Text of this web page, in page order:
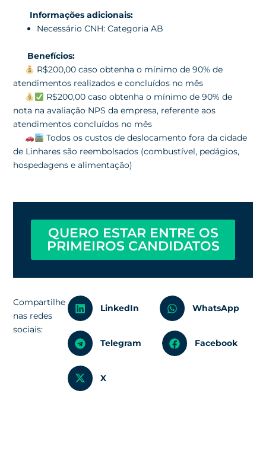
Informações adicionais:
Necessário CNH: Categoria AB
Benefícios:
R$200,00 caso obtenha o mínimo de 90% de
atendimentos realizados e concluídos no mês
R$200,00 caso obtenha o mínimo de 90% de
nota na avaliação NPS da empresa, referente aos
atendimentos concluídos no mês
Todos os custos de deslocamento fora da cidade
de Linhares são reembolsados (combustível, pedágios,
hospedagens e alimentação)
QUERO ESTAR ENTRE OS
PRIMEIROS CANDIDATOS
Compartilhe
nas redes
sociais:
LinkedIn WhatsApp
Telegram Facebook
X